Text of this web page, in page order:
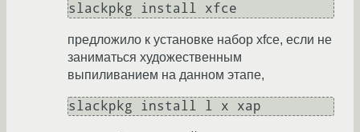
slackpkg install xfce
предложило к установке набор xfce, если не
заниматься художественным
выпиливанием на данном этапе,
slackpkg install l x xap